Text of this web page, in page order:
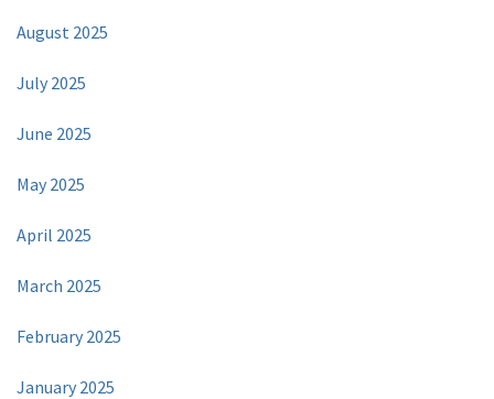
August 2025
July 2025
June 2025
May 2025
April 2025
March 2025
February 2025
January 2025